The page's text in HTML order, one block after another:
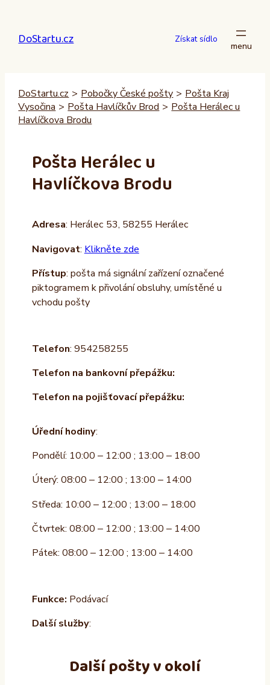
obsah
DoStartu.cz Získat sídlo
DoStartu.cz > Pobočky České pošty > Pošta Kraj
Vysočina > Pošta Havlíčkův Brod > Pošta Herálec u
Havlíčkova Brodu
Pošta Herálec u
Havlíčkova Brodu
Adresa: Herálec 53, 58255 Herálec
Navigovat: Klikněte zde
Přístup: pošta má signální zařízení označené
piktogramem k přivolání obsluhy, umístěné u
vchodu pošty
Telefon: 954258255
Telefon na bankovní přepážku:
Telefon na pojišťovací přepážku:
Úřední hodiny:
Pondělí: 10:00 – 12:00 ; 13:00 – 18:00
Úterý: 08:00 – 12:00 ; 13:00 – 14:00
Středa: 10:00 – 12:00 ; 13:00 – 18:00
Čtvrtek: 08:00 – 12:00 ; 13:00 – 14:00
Pátek: 08:00 – 12:00 ; 13:00 – 14:00
Funkce: Podávací
Další služby:
Další pošty v okolí